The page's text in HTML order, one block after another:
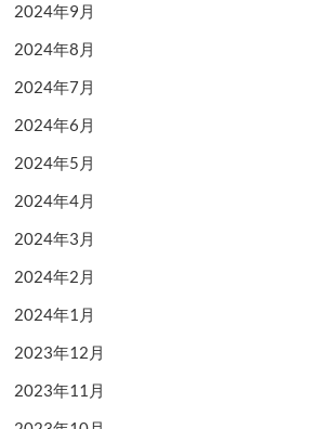
2024年9月
2024年8月
2024年7月
2024年6月
2024年5月
2024年4月
2024年3月
2024年2月
2024年1月
2023年12月
2023年11月